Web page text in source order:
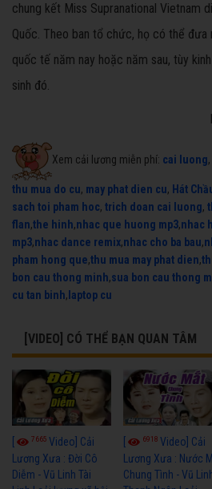
chung kết Miss Supranational Vietnam
Quốc. Theo ban tổ chức, họ có thể đưa
quốc tế năm nay hoặc năm sau, tùy
sinh đó.
Xem cải lương miễn phí: cai luong,
thu mua do cu, may phat dien cu, Hát
sach toi pham hoc, trich doan cai luong,
flan,the hinh,nhac que huong mp3,nhac
mp3,nhac dance remix,nhac cho ba bau,
pham hong que,thu mua may phat dien,
bon cau thong minh,sua bon cau thong
cu tan binh, laptop cu
[VIDEO] CÓ THỂ BẠN QUAN TÂM
7665 Video] Cải
Lương Xưa : Đời Cô
Diễm - Vũ Linh Tài
6918Video] Cải
Lương Xưa : Nước
Chung Tình - Vũ